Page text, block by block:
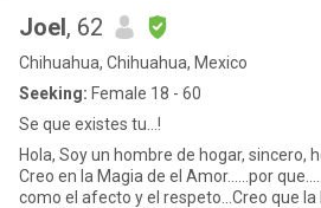
Joel, 62
Chihuahua, Chihuahua, Mexico
Seeking: Female 18 - 60
Se que existes tu...!
Hola, Soy un hombre de hogar, sincero,
Creo en la Magia de el Amor......por
como el afecto y el respeto...Creo que